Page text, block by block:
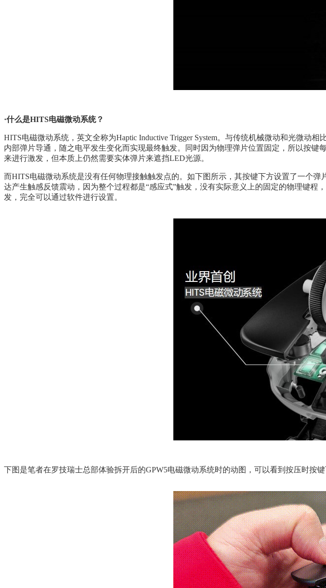
·什么是HITS电磁微动系统？
HITS电磁微动系统，英文全称为Haptic Inductive Trigger System。与传统机械微动和光微动
内部弹片导通，随之电平发生变化而实现最终触发。同时因为物理弹片位置固定，所以按
来进行激发，但本质上仍然需要实体弹片来遮挡LED光源。
而HITS电磁微动系统是没有任何物理接触触发点的。如下图所示，其按键下方设置了一个
达产生触感反馈震动，因为整个过程都是“感应式”触发，没有实际意义上的固定的物理键程
发，完全可以通过软件进行设置。
下图是笔者在罗技瑞士总部体验拆开后的GPW5电磁微动系统时的动图，可以看到按压时按